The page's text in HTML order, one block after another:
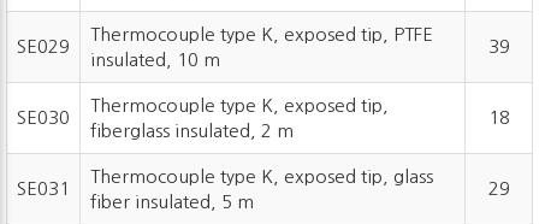
SE029
Thermocouple type K, exposed tip, PTFE
insulated, 10 m
39
SE030
Thermocouple type K, exposed tip,
fiberglass insulated, 2 m
18
SE031
Thermocouple type K, exposed tip, glass
fiber insulated, 5 m
29